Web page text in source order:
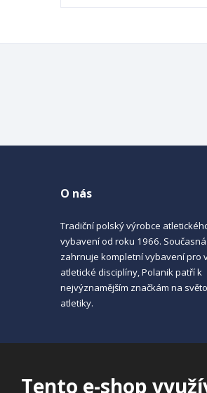
Tento e-shop
O nás
Tradiční polský výrobce
vybavení od roku 1966.
zahrnuje kompletní vybavení pro
atletické disciplíny, Polanik patří k
nejvýznamějším značkám na
atletiky.